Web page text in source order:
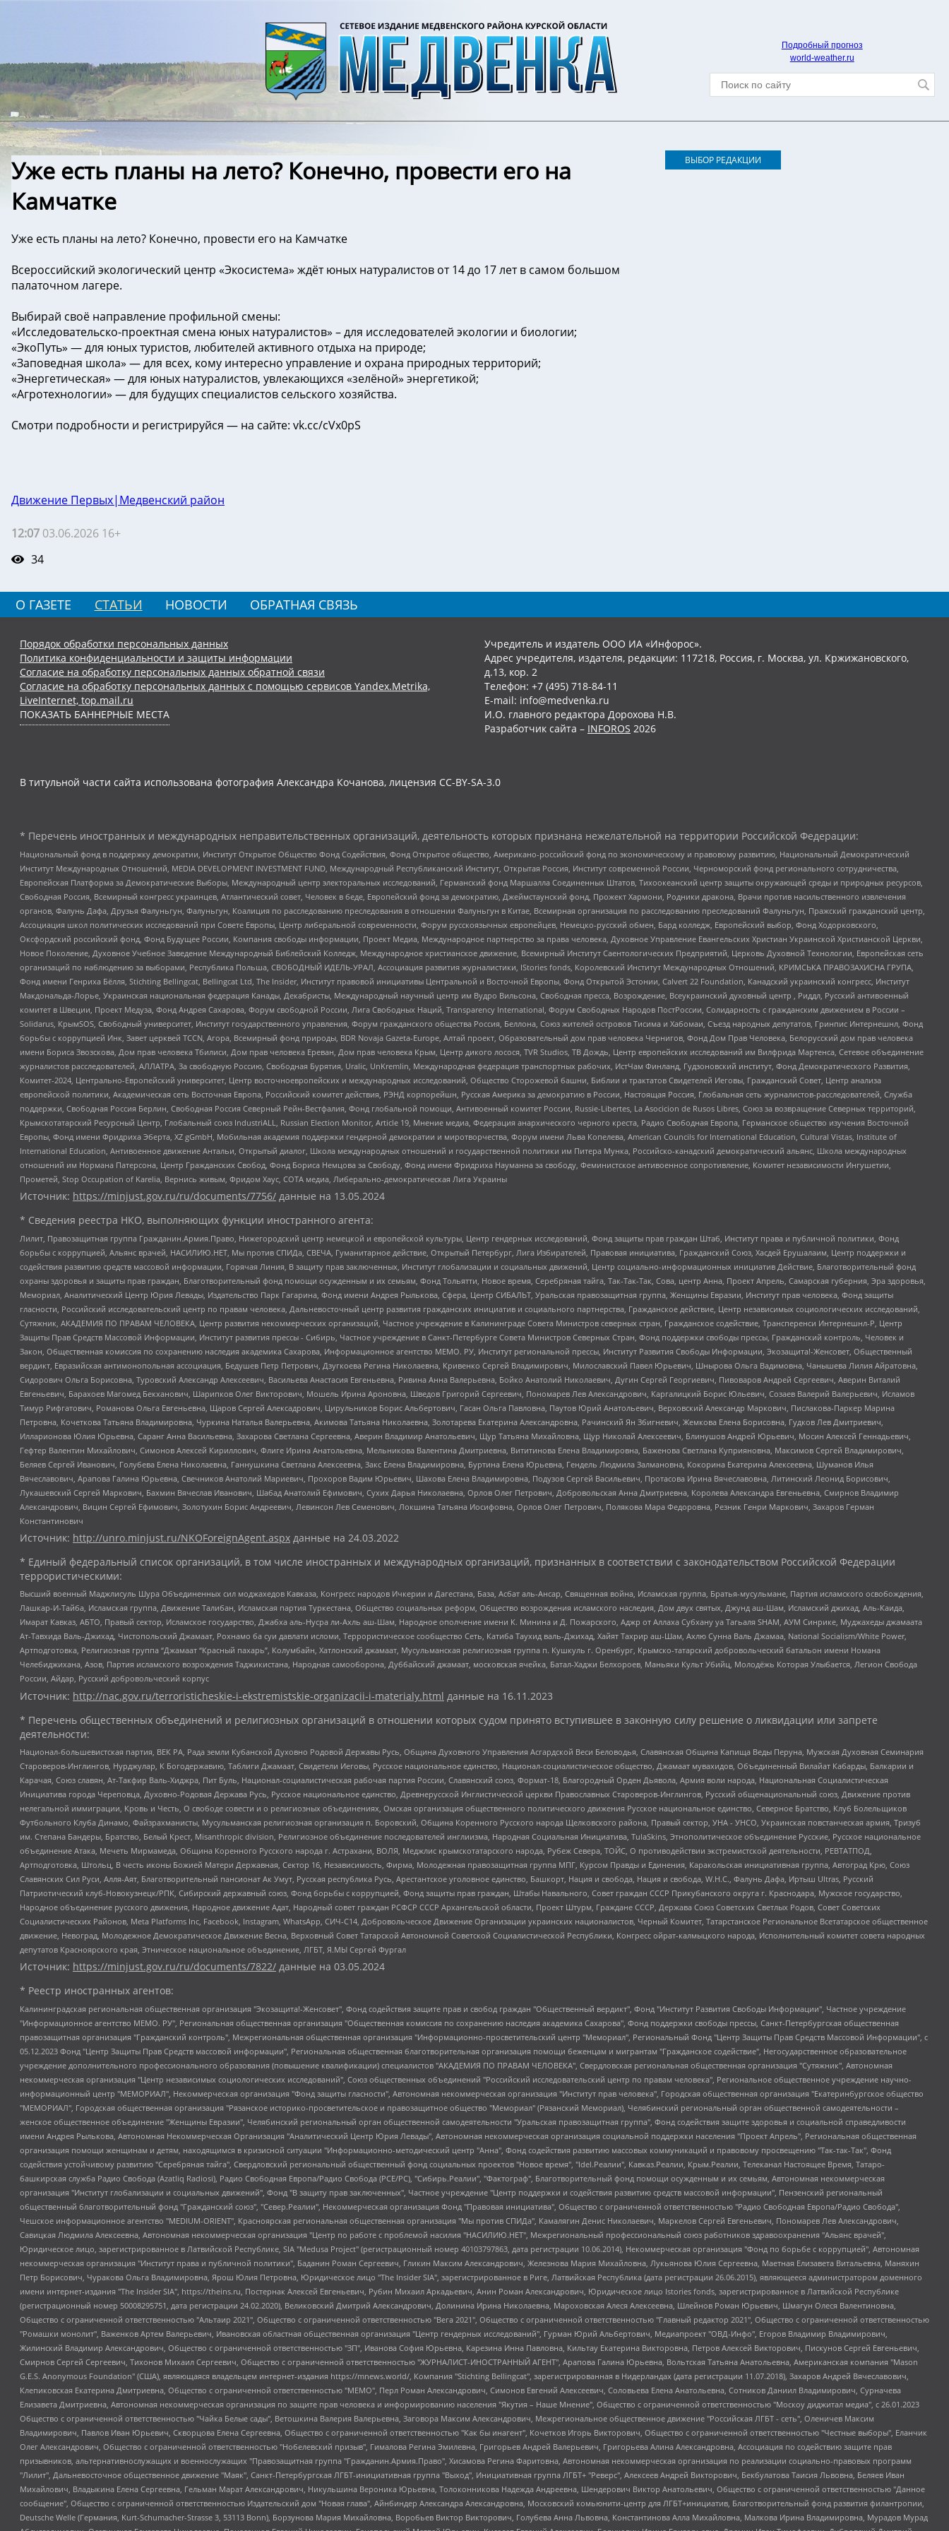
Подробный прогноз
world-weather.ru
Уже есть планы на лето? Конечно, провести его на
Камчатке
Уже есть планы на лето? Конечно, провести его на Камчатке
Всероссийский экологический центр «Экосистема» ждёт юных натуралистов от 14 до 17 лет в самом большом
палаточном лагере.
Выбирай своё направление профильной смены:
«Исследовательско-проектная смена юных натуралистов» – для исследователей экологии и биологии;
«ЭкоПуть» — для юных туристов, любителей активного отдыха на природе;
«Заповедная школа» — для всех, кому интересно управление и охрана природных территорий;
«Энергетическая» — для юных натуралистов, увлекающихся «зелёной» энергетикой;
«Агротехнологии» — для будущих специалистов сельского хозяйства.
Смотри подробности и регистрируйся — на сайте: vk.cc/cVx0pS
Движение Первых|Медвенский район
12:07 03.06.2026 16+
34
ВЫБОР РЕДАКЦИИ
О ГАЗЕТЕ СТАТЬИ НОВОСТИ ОБРАТНАЯ СВЯЗЬ
Порядок обработки персональных данных
Политика конфиденциальности и защиты информации
Согласие на обработку персональных данных обратной связи
Согласие на обработку персональных данных с помощью сервисов Yandex.Metrika,
LiveInternet, top.mail.ru
ПОКАЗАТЬ БАННЕРНЫЕ МЕСТА
Учредитель и издатель ООО ИА «Инфорос».
Адрес учредителя, издателя, редакции: 117218, Россия, г. Москва, ул. Кржижановского,
д.13, кор. 2
Телефон: +7 (495) 718-84-11
E-mail: info@medvenka.ru
И.О. главного редактора Дорохова Н.В.
Разработчик сайта – INFOROS 2026
В титульной части сайта использована фотография Александра Кочанова, лицензия CC-BY-SA-3.0
* Перечень иностранных и международных неправительственных организаций, деятельность которых признана нежелательной на территории Российской Федерации:
Национальный фонд в поддержку демократии, Институт Открытое Общество Фонд Содействия, Фонд Открытое общество, Американо-российский фонд по экономическому и правовому развитию, Национальный Демократический
Институт Международных Отношений, MEDIA DEVELOPMENT INVESTMENT FUND, Международный Республиканский Институт, Открытая Россия, Институт современной России, Черноморский фонд регионального сотрудничества,
Европейская Платформа за Демократические Выборы, Международный центр электоральных исследований, Германский фонд Маршалла Соединенных Штатов, Тихоокеанский центр защиты окружающей среды и природных ресурсов,
Свободная Россия, Всемирный конгресс украинцев, Атлантический совет, Человек в беде, Европейский фонд за демократию, Джеймстаунский фонд, Прожект Хармони, Родники дракона, Врачи против насильственного извлечения
органов, Фалунь Дафа, Друзья Фалуньгун, Фалуньгун, Коалиция по расследованию преследования в отношении Фалуньгун в Китае, Всемирная организация по расследованию преследований Фалуньгун, Пражский гражданский центр,
Ассоциация школ политических исследований при Совете Европы, Центр либеральной современности, Форум русскоязычных европейцев, Немецко-русский обмен, Бард колледж, Европейский выбор, Фонд Ходорковского,
Оксфордский российский фонд, Фонд Будущее России, Компания свободы информации, Проект Медиа, Международное партнерство за права человека, Духовное Управление Евангельских Христиан Украинской Христианской Церкви,
Новое Поколение, Духовное Учебное Заведение Международный Библейский Колледж, Международное христианское движение, Всемирный Институт Саентологических Предприятий, Церковь Духовной Технологии, Европейская сеть
организаций по наблюдению за выборами, Республика Польша, СВОБОДНЫЙ ИДЕЛЬ-УРАЛ, Ассоциация развития журналистики, IStories fonds, Королевский Институт Международных Отношений, КРИМСЬКА ПРАВОЗАХИСНА ГРУПА,
Фонд имени Генриха Бёлля, Stichting Bellingcat, Bellingcat Ltd, The Insider, Институт правовой инициативы Центральной и Восточной Европы, Фонд Открытой Эстонии, Calvert 22 Foundation, Канадский украинский конгресс, Институт
Макдональда-Лорье, Украинская национальная федерация Канады, Декабристы, Международный научный центр им Вудро Вильсона, Свободная пресса, Возрождение, Всеукраинский духовный центр , Риддл, Русский антивоенный
комитет в Швеции, Проект Медуза, Фонд Андрея Сахарова, Форум свободной России, Лига Свободных Наций, Transparеncy International, Форум Свободных Народов ПостРоссии, Солидарность с гражданским движением в России –
Solidarus, КрымSOS, Свободный университет, Институт государственного управления, Форум гражданского общества Россия, Беллона, Союз жителей островов Тисима и Хабомаи, Съезд народных депутатов, Гринпис Интернешнл, Фонд
борьбы с коррупцией Инк, Завет церквей TCCN, Агора, Всемирный фонд природы, BDR Novaja Gazeta-Europe, Алтай проект, Образовательный дом прав человека Чернигов, Фонд Дом Прав Человека, Белорусский дом прав человека
имени Бориса Звозскова, Дом прав человека Тбилиси, Дом прав человека Ереван, Дом прав человека Крым, Центр дикого лосося, TVR Studios, ТВ Дождь, Центр европейских исследований им Вилфрида Мартенса, Сетевое объединение
журналистов расследователей, АЛЛАТРА, За свободную Россию, Свободная Бурятия, Uralic, UnKremlin, Международная федерация транспортных рабочих, ИстЧам Финланд, Гудзоновский институт, Фонд Демократического Развития,
Комитет-2024, Центрально-Европейский университет, Центр восточноевропейских и международных исследований, Общество Сторожевой башни, Библии и трактатов Свидетелей Иеговы, Гражданский Совет, Центр анализа
европейской политики, Академическая сеть Восточная Европа, Российский комитет действия, РЭНД корпорейшн, Русская Америка за демократию в России, Настоящая Россия, Глобальная сеть журналистов-расследователей, Служба
поддержки, Свободная Россия Берлин, Свободная Россия Северный Рейн-Вестфалия, Фонд глобальной помощи, Антивоенный комитет России, Russie-Libertes, La Asocicion de Rusos Libres, Союз за возвращение Северных территорий,
Крымскотатарский Ресурсный Центр, Глобальный союз IndustriALL, Russian Election Monitor, Article 19, Мнение медиа, Федерация анархического черного креста, Радио Свободная Европа, Германское общество изучения Восточной
Европы, Фонд имени Фридриха Эберта, XZ gGmbH, Мобильная академия поддержки гендерной демократии и миротворчества, Форум имени Льва Копелева, American Councils for International Education, Cultural Vistas, Institute of
International Education, Антивоенное движение Антальи, Открытый диалог, Школа международных отношений и государственной политики им Питера Мунка, Российско-канадский демократический альянс, Школа международных
отношений им Нормана Патерсона, Центр Гражданских Свобод, Фонд Бориса Немцова за Свободу, Фонд имени Фридриха Науманна за свободу, Феминистское антивоенное сопротивление, Комитет независимости Ингушетии,
Прометей, Stop Occupation of Karelia, Вернись живым, Фридом Хаус, СОТА медиа, Либерально-демократическая Лига Украины
Источник: https://minjust.gov.ru/ru/documents/7756/ данные на 13.05.2024
* Сведения реестра НКО, выполняющих функции иностранного агента:
Лилит, Правозащитная группа Гражданин.Армия.Право, Нижегородский центр немецкой и европейской культуры, Центр гендерных исследований, Фонд защиты прав граждан Штаб, Институт права и публичной политики, Фонд
борьбы с коррупцией, Альянс врачей, НАСИЛИЮ.НЕТ, Мы против СПИДа, СВЕЧА, Гуманитарное действие, Открытый Петербург, Лига Избирателей, Правовая инициатива, Гражданский Союз, Хасдей Ерушалаим, Центр поддержки и
содействия развитию средств массовой информации, Горячая Линия, В защиту прав заключенных, Институт глобализации и социальных движений, Центр социально-информационных инициатив Действие, Благотворительный фонд
охраны здоровья и защиты прав граждан, Благотворительный фонд помощи осужденным и их семьям, Фонд Тольятти, Новое время, Серебряная тайга, Так-Так-Так, Сова, центр Анна, Проект Апрель, Самарская губерния, Эра здоровья,
Мемориал, Аналитический Центр Юрия Левады, Издательство Парк Гагарина, Фонд имени Андрея Рылькова, Сфера, Центр СИБАЛЬТ, Уральская правозащитная группа, Женщины Евразии, Институт прав человека, Фонд защиты
гласности, Российский исследовательский центр по правам человека, Дальневосточный центр развития гражданских инициатив и социального партнерства, Гражданское действие, Центр независимых социологических исследований,
Сутяжник, АКАДЕМИЯ ПО ПРАВАМ ЧЕЛОВЕКА, Центр развития некоммерческих организаций, Частное учреждение в Калининграде Совета Министров северных стран, Гражданское содействие, Трансперенси Интернешнл-Р, Центр
Защиты Прав Средств Массовой Информации, Институт развития прессы - Сибирь, Частное учреждение в Санкт-Петербурге Совета Министров Северных Стран, Фонд поддержки свободы прессы, Гражданский контроль, Человек и
Закон, Общественная комиссия по сохранению наследия академика Сахарова, Информационное агентство МЕМО. РУ, Институт региональной прессы, Институт Развития Свободы Информации, Экозащита!-Женсовет, Общественный
вердикт, Евразийская антимонопольная ассоциация, Бедушев Петр Петрович, Дзугкоева Регина Николаевна, Кривенко Сергей Владимирович, Милославский Павел Юрьевич, Шнырова Ольга Вадимовна, Чанышева Лилия Айратовна,
Сидорович Ольга Борисовна, Туровский Александр Алексеевич, Васильева Анастасия Евгеньевна, Ривина Анна Валерьевна, Бойко Анатолий Николаевич, Дугин Сергей Георгиевич, Пивоваров Андрей Сергеевич, Аверин Виталий
Евгеньевич, Барахоев Магомед Бекханович, Шарипков Олег Викторович, Мошель Ирина Ароновна, Шведов Григорий Сергеевич, Пономарев Лев Александрович, Каргалицкий Борис Юльевич, Созаев Валерий Валерьевич, Исламов
Тимур Рифгатович, Романова Ольга Евгеньевна, Щаров Сергей Алексадрович, Цирульников Борис Альбертович, Гасан Ольга Павловна, Паутов Юрий Анатольевич, Верховский Александр Маркович, Пислакова-Паркер Марина
Петровна, Кочеткова Татьяна Владимировна, Чуркина Наталья Валерьевна, Акимова Татьяна Николаевна, Золотарева Екатерина Александровна, Рачинский Ян Збигневич, Жемкова Елена Борисовна, Гудков Лев Дмитриевич,
Илларионова Юлия Юрьевна, Саранг Анна Васильевна, Захарова Светлана Сергеевна, Аверин Владимир Анатольевич, Щур Татьяна Михайловна, Щур Николай Алексеевич, Блинушов Андрей Юрьевич, Мосин Алексей Геннадьевич,
Гефтер Валентин Михайлович, Симонов Алексей Кириллович, Флиге Ирина Анатольевна, Мельникова Валентина Дмитриевна, Вититинова Елена Владимировна, Баженова Светлана Куприяновна, Максимов Сергей Владимирович,
Беляев Сергей Иванович, Голубева Елена Николаевна, Ганнушкина Светлана Алексеевна, Закс Елена Владимировна, Буртина Елена Юрьевна, Гендель Людмила Залмановна, Кокорина Екатерина Алексеевна, Шуманов Илья
Вячеславович, Арапова Галина Юрьевна, Свечников Анатолий Мариевич, Прохоров Вадим Юрьевич, Шахова Елена Владимировна, Подузов Сергей Васильевич, Протасова Ирина Вячеславовна, Литинский Леонид Борисович,
Лукашевский Сергей Маркович, Бахмин Вячеслав Иванович, Шабад Анатолий Ефимович, Сухих Дарья Николаевна, Орлов Олег Петрович, Добровольская Анна Дмитриевна, Королева Александра Евгеньевна, Смирнов Владимир
Александрович, Вицин Сергей Ефимович, Золотухин Борис Андреевич, Левинсон Лев Семенович, Локшина Татьяна Иосифовна, Орлов Олег Петрович, Полякова Мара Федоровна, Резник Генри Маркович, Захаров Герман
Константинович
Источник: http://unro.minjust.ru/NKOForeignAgent.aspx данные на 24.03.2022
* Единый федеральный список организаций, в том числе иностранных и международных организаций, признанных в соответствии с законодательством Российской Федерации
террористическими:
Высший военный Маджлисуль Шура Объединенных сил моджахедов Кавказа, Конгресс народов Ичкерии и Дагестана, База, Асбат аль-Ансар, Священная война, Исламская группа, Братья-мусульмане, Партия исламского освобождения,
Лашкар-И-Тайба, Исламская группа, Движение Талибан, Исламская партия Туркестана, Общество социальных реформ, Общество возрождения исламского наследия, Дом двух святых, Джунд аш-Шам, Исламский джихад, Аль-Каида,
Имарат Кавказ, АБТО, Правый сектор, Исламское государство, Джабха аль-Нусра ли-Ахль аш-Шам, Народное ополчение имени К. Минина и Д. Пожарского, Аджр от Аллаха Субхану уа Тагьаля SHAM, АУМ Синрике, Муджахеды джамаата
Ат-Тавхида Валь-Джихад, Чистопольский Джамаат, Рохнамо ба суи давлати исломи, Террористическое сообщество Сеть, Катиба Таухид валь-Джихад, Хайят Тахрир аш-Шам, Ахлю Сунна Валь Джамаа, National Socialism/White Power,
Артподготовка, Религиозная группа “Джамаат “Красный пахарь”, Колумбайн, Хатлонский джамаат, Мусульманская религиозная группа п. Кушкуль г. Оренбург, Крымско-татарский добровольческий батальон имени Номана
Челебиджихана, Азов, Партия исламского возрождения Таджикистана, Народная самооборона, Дуббайский джамаат, московская ячейка, Батал-Хаджи Белхороев, Маньяки Культ Убийц, Молодёжь Которая Улыбается, Легион Свобода
России, Айдар, Русский добровольческий корпус
Источник: http://nac.gov.ru/terroristicheskie-i-ekstremistskie-organizacii-i-materialy.html данные на 16.11.2023
* Перечень общественных объединений и религиозных организаций в отношении которых судом принято вступившее в законную силу решение о ликвидации или запрете
деятельности:
Национал-большевистская партия, ВЕК РА, Рада земли Кубанской Духовно Родовой Державы Русь, Община Духовного Управления Асгардской Веси Беловодья, Славянская Община Капища Веды Перуна, Мужская Духовная Семинария
Староверов-Инглингов, Нурджулар, К Богодержавию, Таблиги Джамаат, Свидетели Иеговы, Русское национальное единство, Национал-социалистическое общество, Джамаат мувахидов, Объединенный Вилайат Кабарды, Балкарии и
Карачая, Союз славян, Ат-Такфир Валь-Хиджра, Пит Буль, Национал-социалистическая рабочая партия России, Славянский союз, Формат-18, Благородный Орден Дьявола, Армия воли народа, Национальная Социалистическая
Инициатива города Череповца, Духовно-Родовая Держава Русь, Русское национальное единство, Древнерусской Инглистической церкви Православных Староверов-Инглингов, Русский общенациональный союз, Движение против
нелегальной иммиграции, Кровь и Честь, О свободе совести и о религиозных объединениях, Омская организация общественного политического движения Русское национальное единство, Северное Братство, Клуб Болельщиков
Футбольного Клуба Динамо, Файзрахманисты, Мусульманская религиозная организация п. Боровский, Община Коренного Русского народа Щелковского района, Правый сектор, УНА - УНСО, Украинская повстанческая армия, Тризуб
им. Степана Бандеры, Братство, Белый Крест, Misanthropic division, Религиозное объединение последователей инглиизма, Народная Социальная Инициатива, TulaSkins, Этнополитическое объединение Русские, Русское национальное
объединение Атака, Мечеть Мирмамеда, Община Коренного Русского народа г. Астрахани, ВОЛЯ, Меджлис крымскотатарского народа, Рубеж Севера, ТОЙС, О противодействии экстремистской деятельности, РЕВТАТПОД,
Артподготовка, Штольц, В честь иконы Божией Матери Державная, Сектор 16, Независимость, Фирма, Молодежная правозащитная группа МПГ, Курсом Правды и Единения, Каракольская инициативная группа, Автоград Крю, Союз
Славянских Сил Руси, Алля-Аят, Благотворительный пансионат Ак Умут, Русская республика Русь, Арестантское уголовное единство, Башкорт, Нация и свобода, Нация и свобода, W.H.С., Фалунь Дафа, Иртыш Ultras, Русский
Патриотический клуб-Новокузнецк/РПК, Сибирский державный союз, Фонд борьбы с коррупцией, Фонд защиты прав граждан, Штабы Навального, Совет граждан СССР Прикубанского округа г. Краснодара, Мужское государство,
Народное объединение русского движения, Народное движение Адат, Народный совет граждан РСФСР СССР Архангельской области, Проект Штурм, Граждане СССР, Держава Союз Советских Светлых Родов, Совет Советских
Социалистических Районов, Meta Platforms Inc, Facebook, Instagram, WhatsApp, СИЧ-С14, Добровольческое Движение Организации украинских националистов, Черный Комитет, Татарстанское Региональное Всетатарское общественное
движение, Невоград, Молодежное Демократическое Движение Весна, Верховный Совет Татарской Автономной Советской Социалистической Республики, Конгресс ойрат-калмыцкого народа, Исполнительный комитет совета народных
депутатов Красноярского края, Этническое национальное объединение, ЛГБТ, Я.МЫ Сергей Фургал
Источник: https://minjust.gov.ru/ru/documents/7822/ данные на 03.05.2024
* Реестр иностранных агентов:
Калининградская региональная общественная организация "Экозащита!-Женсовет", Фонд содействия защите прав и свобод граждан "Общественный вердикт", Фонд "Институт Развития Свободы Информации", Частное учреждение "Информационное агентство МЕМО. РУ", Региональная общественная организация "Общественная комиссия по сохранению наследия академика Сахарова", Фонд поддержки свободы прессы, Санкт-Петербургская общественная правозащитная организация "Гражданский контроль", Межрегиональная общественная организация "Информационно-просветительский центр "Мемориал", Региональный Фонд "Центр Защиты Прав Средств Массовой Информации", с 05.12.2023 Фонд "Центр Защиты Прав Средств массовой информации", Региональная общественная благотворительная организация помощи беженцам и мигрантам "Гражданское содействие", Негосударственное образовательное учреждение дополнительного профессионального образования (повышение квалификации) специалистов "АКАДЕМИЯ ПО ПРАВАМ ЧЕЛОВЕКА", Свердловская региональная общественная организация "Сутяжник", Автономная некоммерческая организация "Центр независимых социологических исследований", Союз общественных объединений "Российский исследовательский центр по правам человека", Региональное общественное учреждение научно-информационный центр "МЕМОРИАЛ", Некоммерческая организация "Фонд защиты гласности", Автономная некоммерческая организация "Институт прав человека", Городская общественная организация "Екатеринбургское общество "МЕМОРИАЛ", Городская общественная организация "Рязанское историко-просветительское и правозащитное общество "Мемориал" (Рязанский Мемориал), Челябинский региональный орган общественной самодеятельности – женское общественное объединение "Женщины Евразии", Челябинский региональный орган общественной самодеятельности "Уральская правозащитная группа", Фонд содействия защите здоровья и социальной справедливости имени Андрея Рылькова, Автономная Некоммерческая Организация "Аналитический Центр Юрия Левады", Автономная некоммерческая организация социальной поддержки населения "Проект Апрель", Региональная общественная организация помощи женщинам и детям, находящимся в кризисной ситуации "Информационно-методический центр "Анна", Фонд содействия развитию массовых коммуникаций и правовому просвещению "Так-так-Так", Фонд содействия устойчивому развитию "Серебряная тайга", Свердловский региональный общественный фонд социальных проектов "Новое время", "Idel.Реалии", Кавказ.Реалии, Крым.Реалии, Телеканал Настоящее Время, Татаро-башкирская служба Радио Свобода (Azatliq Radiosi), Радио Свободная Европа/Радио Свобода (PCE/PC), "Сибирь.Реалии", "Фактограф", Благотворительный фонд помощи осужденным и их семьям, Автономная некоммерческая организация "Институт глобализации и социальных движений", Фонд "В защиту прав заключенных", Частное учреждение "Центр поддержки и содействия развитию средств массовой информации", Пензенский региональный общественный благотворительный фонд "Гражданский союз", "Север.Реалии", Некоммерческая организация Фонд "Правовая инициатива", Общество с ограниченной ответственностью "Радио Свободная Европа/Радио Свобода", Чешское информационное агентство "MEDIUM-ORIENT", Красноярская региональная общественная организация "Мы против СПИДа", Камалягин Денис Николаевич, Маркелов Сергей Евгеньевич, Пономарев Лев Александрович, Савицкая Людмила Алексеевна, Автономная некоммерческая организация "Центр по работе с проблемой насилия "НАСИЛИЮ.НЕТ", Межрегиональный профессиональный союз работников здравоохранения "Альянс врачей", Юридическое лицо, зарегистрированное в Латвийской Республике, SIA "Medusa Project" (регистрационный номер 40103797863, дата регистрации 10.06.2014), Некоммерческая организация "Фонд по борьбе с коррупцией", Автономная некоммерческая организация "Институт права и публичной политики", Баданин Роман Сергеевич, Гликин Максим Александрович, Железнова Мария Михайловна, Лукьянова Юлия Сергеевна, Маетная Елизавета Витальевна, Маняхин Петр Борисович, Чуракова Ольга Владимировна, Ярош Юлия Петровна, Юридическое лицо "The Insider SIA", зарегистрированное в Риге, Латвийская Республика (дата регистрации 26.06.2015), являющееся администратором доменного имени интернет-издания "The Insider SIA", https://theins.ru, Постернак Алексей Евгеньевич, Рубин Михаил Аркадьевич, Анин Роман Александрович, Юридическое лицо Istories fonds, зарегистрированное в Латвийской Республике (регистрационный номер 50008295751, дата регистрации 24.02.2020), Великовский Дмитрий Александрович, Долинина Ирина Николаевна, Мароховская Алеся Алексеевна, Шлейнов Роман Юрьевич, Шмагун Олеся Валентиновна, Общество с ограниченной ответственностью "Альтаир 2021", Общество с ограниченной ответственностью "Вега 2021", Общество с ограниченной ответственностью "Главный редактор 2021", Общество с ограниченной ответственностью "Ромашки монолит", Важенков Артем Валерьевич, Ивановская областная общественная организация "Центр гендерных исследований", Гурман Юрий Альбертович, Медиапроект "ОВД-Инфо", Егоров Владимир Владимирович, Жилинский Владимир Александрович, Общество с ограниченной ответственностью "ЗП", Иванова София Юрьевна, Карезина Инна Павловна, Кильтау Екатерина Викторовна, Петров Алексей Викторович, Пискунов Сергей Евгеньевич, Смирнов Сергей Сергеевич, Тихонов Михаил Сергеевич, Общество с ограниченной ответственностью "ЖУРНАЛИСТ-ИНОСТРАННЫЙ АГЕНТ", Арапова Галина Юрьевна, Вольтская Татьяна Анатольевна, Американская компания "Mason G.E.S. Anonymous Foundation" (США), являющаяся владельцем интернет-издания https://mnews.world/, Компания "Stichting Bellingcat", зарегистрированная в Нидерландах (дата регистрации 11.07.2018), Захаров Андрей Вячеславович, Клепиковская Екатерина Дмитриевна, Общество с ограниченной ответственностью "МЕМО", Перл Роман Александрович, Симонов Евгений Алексеевич, Соловьева Елена Анатольевна, Сотников Даниил Владимирович, Сурначева Елизавета Дмитриевна, Автономная некоммерческая организация по защите прав человека и информированию населения "Якутия – Наше Мнение", Общество с ограниченной ответственностью "Москоу диджитал медиа", с 26.01.2023 Общество с ограниченной ответственностью "Чайка Белые сады", Ветошкина Валерия Валерьевна, Заговора Максим Александрович, Межрегиональное общественное движение "Российская ЛГБТ - сеть", Оленичев Максим Владимирович, Павлов Иван Юрьевич, Скворцова Елена Сергеевна, Общество с ограниченной ответственностью "Как бы инагент", Кочетков Игорь Викторович, Общество с ограниченной ответственностью "Честные выборы", Еланчик Олег Александрович, Общество с ограниченной ответственностью "Нобелевский призыв", Гималова Регина Эмилевна, Григорьев Андрей Валерьевич, Григорьева Алина Александровна, Ассоциация по содействию защите прав призывников, альтернативнослужащих и военнослужащих "Правозащитная группа "Гражданин.Армия.Право", Хисамова Регина Фаритовна, Автономная некоммерческая организация по реализации социально-правовых программ "Лилит", Дальневосточное общественное движение "Маяк", Санкт-Петербургская ЛГБТ-инициативная группа "Выход", Инициативная группа ЛГБТ+ "Реверс", Алексеев Андрей Викторович, Бекбулатова Таисия Львовна, Беляев Иван Михайлович, Владыкина Елена Сергеевна, Гельман Марат Александрович, Никульшина Вероника Юрьевна, Толоконникова Надежда Андреевна, Шендерович Виктор Анатольевич, Общество с ограниченной ответственностью "Данное сообщение", Общество с ограниченной ответственностью Издательский дом "Новая глава", Айнбиндер Александра Александровна, Московский комьюнити-центр для ЛГБТ+инициатив, Благотворительный фонд развития филантропии, Deutsche Welle (Германия, Kurt-Schumacher-Strasse 3, 53113 Bonn), Борзунова Мария Михайловна, Воробьев Виктор Викторович, Голубева Анна Львовна, Константинова Алла Михайловна, Малкова Ирина Владимировна, Мурадов Мурад Абдулгалимович, Осетинская Елизавета Николаевна, Понасенков Евгений Николаевич, Ганапольский Матвей Юрьевич, Киселев Евгений Алексеевич, Борухович Ирина Григорьевна, Дремин Иван Тимофеевич, Дубровский Дмитрий Викторович, Красноярская региональная общественная организация поддержки и развития альтернативных образовательных технологий и межкультурных коммуникаций "ИНТЕРРА", Маяковская Екатерина Алексеевна, Фейгин Марк Захарович, Филимонов Андрей Викторович, Дзугкоева Регина Николаевна, Доброхотов Роман Александрович, Дудь Юрий Александрович, Елкин Сергей Владимирович, Кругликов Кирилл Игоревич, Сабунаева Мария Леонидовна, Семенов Алексей Владимирович, Шаинян Карен Багратович, Шульман Екатерина Михайловна, Асафьев Артур Валерьевич, Вахштайн Виктор Семенович, Венедиктов Алексей Алексеевич, Лушникова Екатерина Евгеньевна, Волков Леонид Михайлович, Невзоров Александр Глебович, Пархоменко Сергей Борисович, Сироткин Ярослав Николаевич, Кара-Мурза Владимир Владимирович, Баранова Наталья Владимировна, Гозман Леонид Яковлевич, Кагарлицкий Борис Юльевич, Климарев Михаил Валерьевич, Милов Владимир Станиславович, Автономная некоммерческая организация Краснодарский центр современного искусства "Типография", Моргенштерн Алишер Тагирович, Соболь Любовь Эдуардовна, Общество с ограниченной ответственностью "ЛИЗА НОРМ", Каспаров Гарри Кимович, Ходорковский Михаил Борисович, Общество с ограниченной ответственностью "Апрельские тезисы", Данилович Ирина Брониславовна, Кашин Олег Владимирович, Петров Николай Владимирович, Пивоваров Алексей Владимирович, Соколов Михаил Владимирович, Цветкова Юлия Владимировна, Чичваркин Евгений Александрович, Комитет против пыток/Команда против пыток, Общество с ограниченной ответственностью "Первый научный", Общество с ограниченной ответственностью "Вертолет и ко", Белоцерковская Вероника Борисовна, Кац Максим Евгеньевич, Лазарева Татьяна Юрьевна, Шаведдинов Руслан Табризович, Яшин Илья Валерьевич, Общество с ограниченной ответственностью "Иноагент ААВ", Алешковский Дмитрий Петрович, Альбац Евгения Марковна, Быков Дмитрий Львович, Галямина Юлия Евгеньевна, Лойко Сергей Леонидович, Мартынов Кирилл Константинович, Медведев Сергей Александрович, Крашенинников Федор Геннадиевич, Гордеева Катерина Вл